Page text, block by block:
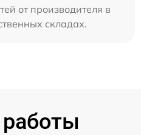
от производителя в
складах.